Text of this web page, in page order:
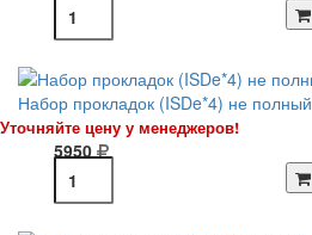
Набор прокладок (ISDe*4) не полный
Уточняйте цену у менеджеров!
5950